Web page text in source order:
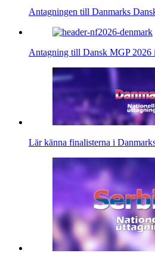
Antagningen till Danmarks
Antagning till Dansk MGP 2026
Lär känna finalisterna i